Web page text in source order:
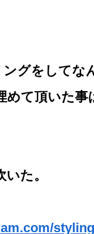
グをしてな
て頂いた事
た。